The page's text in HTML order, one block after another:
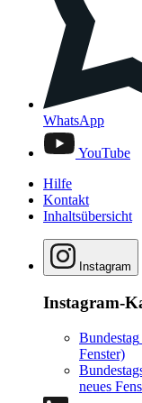
WhatsApp
YouTube
Hilfe
Kontakt
Inhaltsübersicht
Instagram
Instagram-
Bundestag
Fenster)
neues